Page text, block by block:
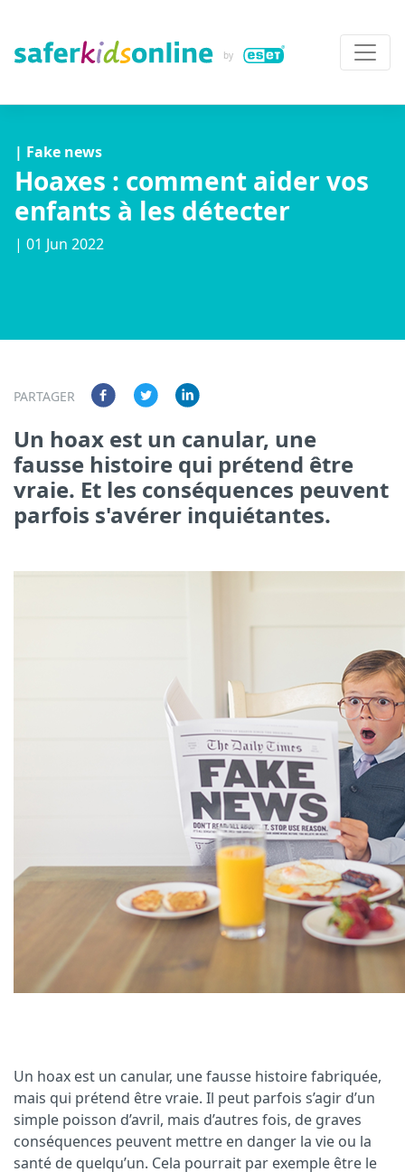
| Fake news
Hoaxes : comment aider vos
enfants à les détecter
| 01 Jun 2022
PARTAGER
Un hoax est un canular, une
fausse histoire qui prétend être
vraie. Et les conséquences peuvent
parfois s'avérer inquiétantes.
Un hoax est un canular, une fausse histoire fabriquée,
mais qui prétend être vraie. Il peut parfois s’agir d’un
simple poisson d’avril, mais d’autres fois, de graves
conséquences peuvent mettre en danger la vie ou la
santé de quelqu’un. Cela pourrait par exemple être le